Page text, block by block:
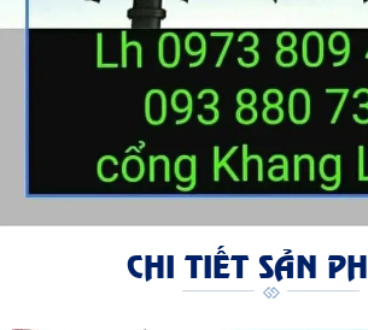
CHI TIẾT SẢN